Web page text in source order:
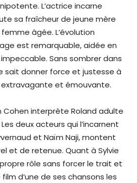
L’actrice incarne
sa fraîcheur de jeune mère
âgée. L’évolution
est remarquable, aidée en
Sans sombrer dans
sait donner force et justesse à
et émouvante.
Cohen interprète Roland adulte
deux acteurs qui l’incarnent
et Naïm Naji, montent
et de retenue. Quant à Sylvie
rôle sans forcer le trait et
d’une de ses chansons les